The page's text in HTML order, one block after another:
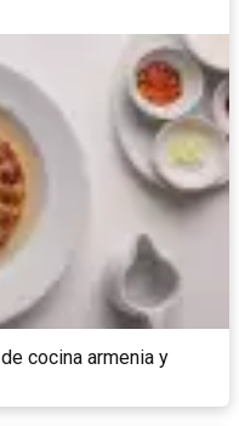
cocina armenia y